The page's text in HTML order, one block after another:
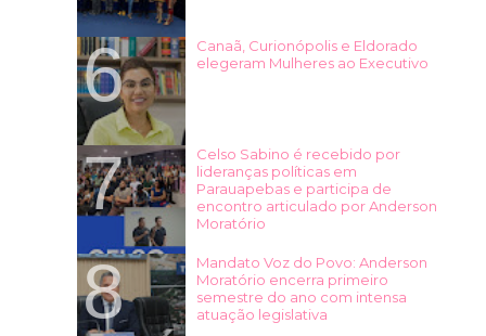
Canaã, Curionópolis e Eldorado
elegeram Mulheres ao Executivo
Celso Sabino é recebido por
lideranças políticas em
Parauapebas e participa de
encontro articulado por Anderson
Moratório
Mandato Voz do Povo: Anderson
Moratório encerra primeiro
semestre do ano com intensa
atuação legislativa